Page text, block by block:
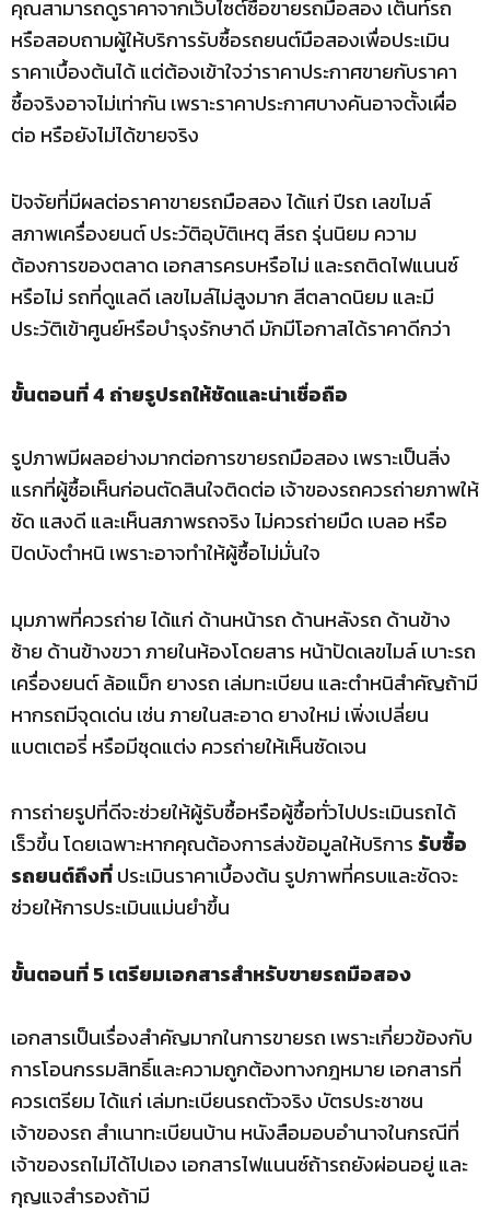
คุณสามารถดูราคาจากเว็บไซต์ซื้อขายรถมือสอง เต็นท์รถ
หรือสอบถามผู้ให้บริการรับซื้อรถยนต์มือสองเพื่อประเมิน
ราคาเบื้องต้นได้ แต่ต้องเข้าใจว่าราคาประกาศขายกับราคา
ซื้อจริงอาจไม่เท่ากัน เพราะราคาประกาศบางคันอาจตั้งเผื่อ
ต่อ หรือยังไม่ได้ขายจริง
ปัจจัยที่มีผลต่อราคาขายรถมือสอง ได้แก่ ปีรถ เลขไมล์
สภาพเครื่องยนต์ ประวัติอุบัติเหตุ สีรถ รุ่นนิยม ความ
ต้องการของตลาด เอกสารครบหรือไม่ และรถติดไฟแนนซ์
หรือไม่ รถที่ดูแลดี เลขไมล์ไม่สูงมาก สีตลาดนิยม และมี
ประวัติเข้าศูนย์หรือบำรุงรักษาดี มักมีโอกาสได้ราคาดีกว่า
ขั้นตอนที่ 4 ถ่ายรูปรถให้ชัดและน่าเชื่อถือ
รูปภาพมีผลอย่างมากต่อการขายรถมือสอง เพราะเป็นสิ่ง
แรกที่ผู้ซื้อเห็นก่อนตัดสินใจติดต่อ เจ้าของรถควรถ่ายภาพให้
ชัด แสงดี และเห็นสภาพรถจริง ไม่ควรถ่ายมืด เบลอ หรือ
ปิดบังตำหนิ เพราะอาจทำให้ผู้ซื้อไม่มั่นใจ
มุมภาพที่ควรถ่าย ได้แก่ ด้านหน้ารถ ด้านหลังรถ ด้านข้าง
ซ้าย ด้านข้างขวา ภายในห้องโดยสาร หน้าปัดเลขไมล์ เบาะรถ
เครื่องยนต์ ล้อแม็ก ยางรถ เล่มทะเบียน และตำหนิสำคัญถ้ามี
หากรถมีจุดเด่น เช่น ภายในสะอาด ยางใหม่ เพิ่งเปลี่ยน
แบตเตอรี่ หรือมีชุดแต่ง ควรถ่ายให้เห็นชัดเจน
การถ่ายรูปที่ดีจะช่วยให้ผู้รับซื้อหรือผู้ซื้อทั่วไปประเมินรถได้
เร็วขึ้น โดยเฉพาะหากคุณต้องการส่งข้อมูลให้บริการ รับซื้อ
รถยนต์ถึงที่ประเมินราคาเบื้องต้น รูปภาพที่ครบและชัดจะ
ช่วยให้การประเมินแม่นยำขึ้น
ขั้นตอนที่ 5 เตรียมเอกสารสำหรับขายรถมือสอง
เอกสารเป็นเรื่องสำคัญมากในการขายรถ เพราะเกี่ยวข้องกับ
การโอนกรรมสิทธิ์และความถูกต้องทางกฎหมาย เอกสารที่
ควรเตรียม ได้แก่ เล่มทะเบียนรถตัวจริง บัตรประชาชน
เจ้าของรถ สำเนาทะเบียนบ้าน หนังสือมอบอำนาจในกรณีที่
เจ้าของรถไม่ได้ไปเอง เอกสารไฟแนนซ์ถ้ารถยังผ่อนอยู่ และ
กุญแจสำรองถ้ามี